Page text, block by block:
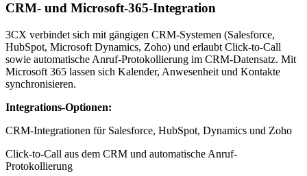
CRM- und Microsoft-365-Integration
3CX verbindet sich mit gängigen CRM-Systemen (Salesforce,
HubSpot, Microsoft Dynamics, Zoho) und erlaubt Click-to-Call
sowie automatische Anruf-Protokollierung im CRM-Datensatz. Mit
Microsoft 365 lassen sich Kalender, Anwesenheit und Kontakte
synchronisieren.
Integrations-Optionen:
CRM-Integrationen für Salesforce, HubSpot, Dynamics und Zoho
Click-to-Call aus dem CRM und automatische Anruf-
Protokollierung